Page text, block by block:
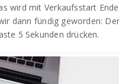
wird mit Verkaufsstart
dann fündig geworden:
5 Sekunden drücken.